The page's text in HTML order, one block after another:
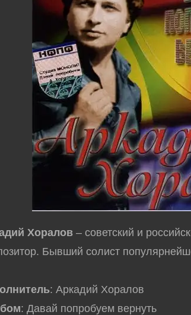
Хоралов – советский и
Бывший солист
: Аркадий Хоралов
: Давай попробуем вернуть